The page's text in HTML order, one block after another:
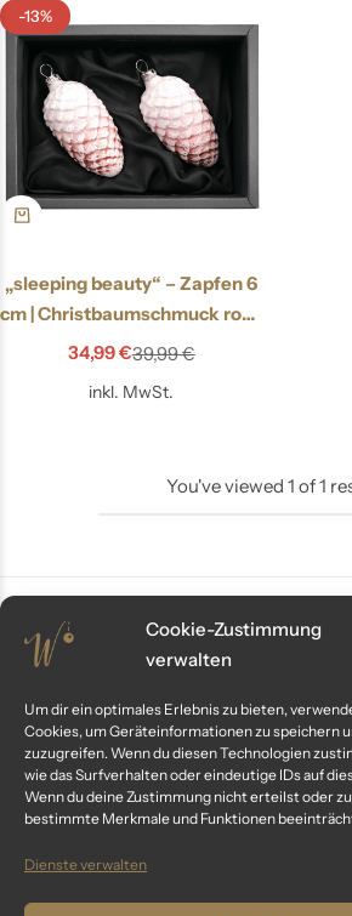
Cookie-Zustimmung
verwalten
Um dir ein optimales Erlebnis zu bieten,
Cookies, um Geräteinformationen zu speichern
zuzugreifen. Wenn du diesen Technologien
wie das Surfverhalten oder eindeutige IDs auf
Wenn du deine Zustimmung nicht erteilst oder
bestimmte Merkmale und Funktionen
Dienste verwalten
-13%
„sleeping beauty“ – Zapfen 6
cm | Christbaumschmuck rosé
matt39,99€
34,99€
inkl. MwSt.
You've viewed 1 of1
Kundenservice
Fragen? Wir sind für dich da:
Telefon: +49 9561 401 34 90
Email: info@glaswunder.eu
Vertrag widerrufen